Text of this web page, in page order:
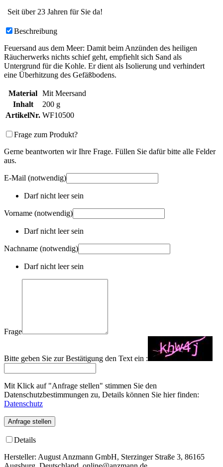
Seit über 23 Jahren für Sie da!
Beschreibung
Feuersand aus dem Meer: Damit beim Anzünden des heiligen
Räucherwerks nichts schief geht, empfiehlt sich Sand als
Untergrund für die Kohle. Er dient als Isolierung und verhindert
eine Überhitzung des Gefäßbodens.
Material Mit Meersand
Inhalt
200 g
ArtikelNr. WF10500
Frage zum Produkt?
Gerne beantworten wir Ihre Frage. Füllen Sie dafür bitte alle Felder
aus.
E-Mail (notwendig)
Darf nicht leer sein
Vorname (notwendig)
Darf nicht leer sein
Nachname (notwendig)
Darf nicht leer sein
Frage
Bitte geben Sie zur Bestätigung den Text ein :
Mit Klick auf "Anfrage stellen" stimmen Sie den
Datenschutzbestimmungen zu, Details können Sie hier finden:
Datenschutz
Anfrage stellen
Details
Hersteller: August Anzmann GmbH, Sterzinger Straße 3, 86165